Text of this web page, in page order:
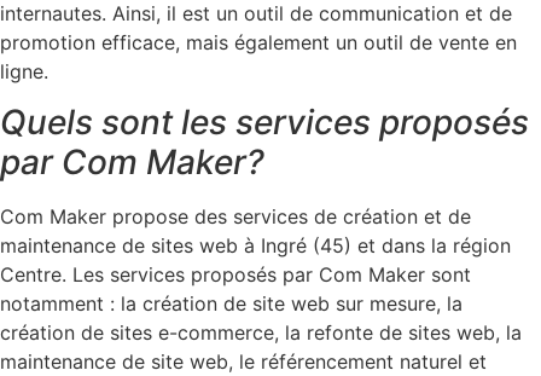
internautes. Ainsi, il est un outil de communication et de
promotion efficace, mais également un outil de vente en
ligne.
Quels sont les services proposés
par Com Maker?
Com Maker propose des services de création et de
maintenance de sites web à Ingré (45) et dans la région
Centre. Les services proposés par Com Maker sont
notamment : la création de site web sur mesure, la
création de sites e-commerce, la refonte de sites web, la
maintenance de site web, le référencement naturel et